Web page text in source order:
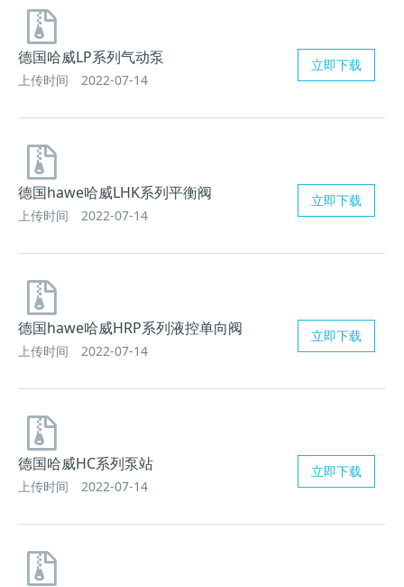
立即下载
德国哈威LP系列气动泵
上传时间 2022-07-14
立即下载
德国hawe哈威LHK系列平衡阀
上传时间 2022-07-14
立即下载
德国hawe哈威HRP系列液控单向阀
上传时间 2022-07-14
立即下载
德国哈威HC系列泵站
上传时间 2022-07-14